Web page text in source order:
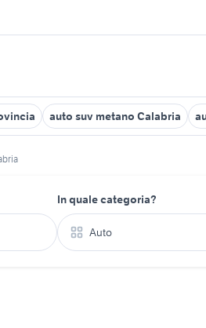
auto suv metano Calabria
In quale categoria?
Auto